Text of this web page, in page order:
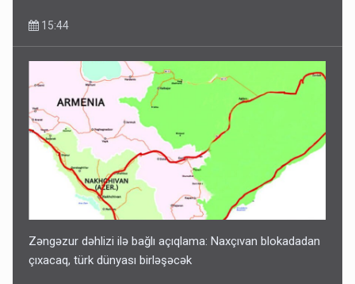
15:44
Zəngəzur dəhlizi ilə bağlı açıqlama: Naxçıvan blokadadan
çıxacaq, türk dünyası birləşəcək